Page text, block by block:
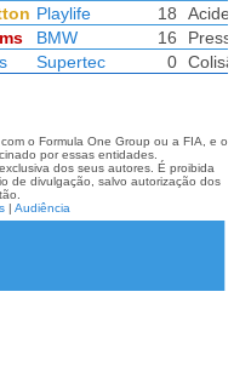
Playlife 18
BMW 16
Supertec 0
o Formula One Group ou a FIA, e o
por essas entidades.
dos seus autores. É proibida
de divulgação, salvo autorização dos
| Audiência